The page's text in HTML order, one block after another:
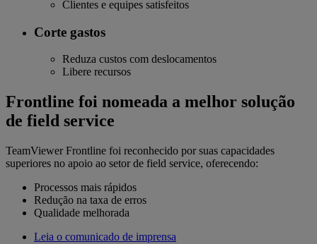
Clientes e equipes satisfeitos
Corte gastos
Reduza custos com deslocamentos
Libere recursos
Frontline foi nomeada a melhor solução
de field service
TeamViewer Frontline foi reconhecido por suas capacidades
superiores no apoio ao setor de field service, oferecendo:
Processos mais rápidos
Redução na taxa de erros
Qualidade melhorada
Leia o comunicado de imprensa